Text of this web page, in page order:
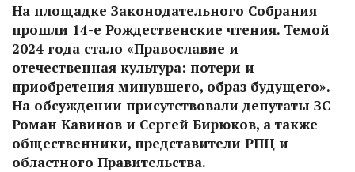
На площадке Законодательного Собрания
прошли 14-е Рождественские чтения. Темой
2024 года стало «Православие и
отечественная культура: потери и
приобретения минувшего, образ будущего».
На обсуждении присутствовали депутаты ЗС
Роман Кавинов и Сергей Бирюков, а также
общественники, представители РПЦ и
областного Правительства.